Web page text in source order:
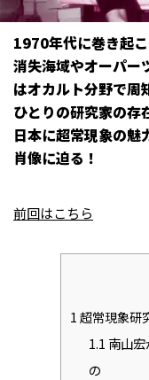
1970年代に巻き起
消失海域やオーパー
はオカルト分野で周
ひとりの研究家の存
日本に超常現象の魅
肖像に迫る！
前回はこちら
1超常現象研
1.1 南山
の